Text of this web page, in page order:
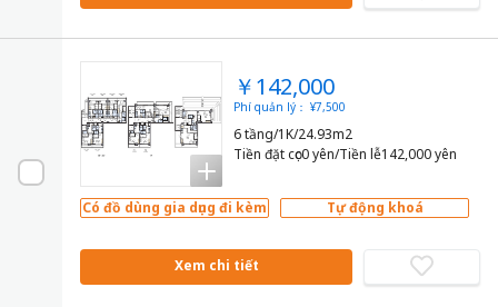
￥142,000
Phí quản lý： ¥7,500
6 tầng/1K/24.93m2
Tiền đặt cọc0 yên/Tiền lễ142,000 yên
Có đồ dùng gia dụng đi kèm Tự động khoá
Xem chi tiết